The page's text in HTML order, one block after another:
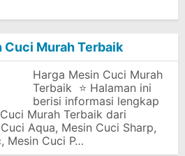
Cuci Murah Terbaik
Harga Mesin Cuci Murah
Terbaik ⭐ Halaman ini
berisi informasi lengkap
Murah Terbaik dari
Aqua, Mesin Cuci Sharp,
Mesin Cuci P…